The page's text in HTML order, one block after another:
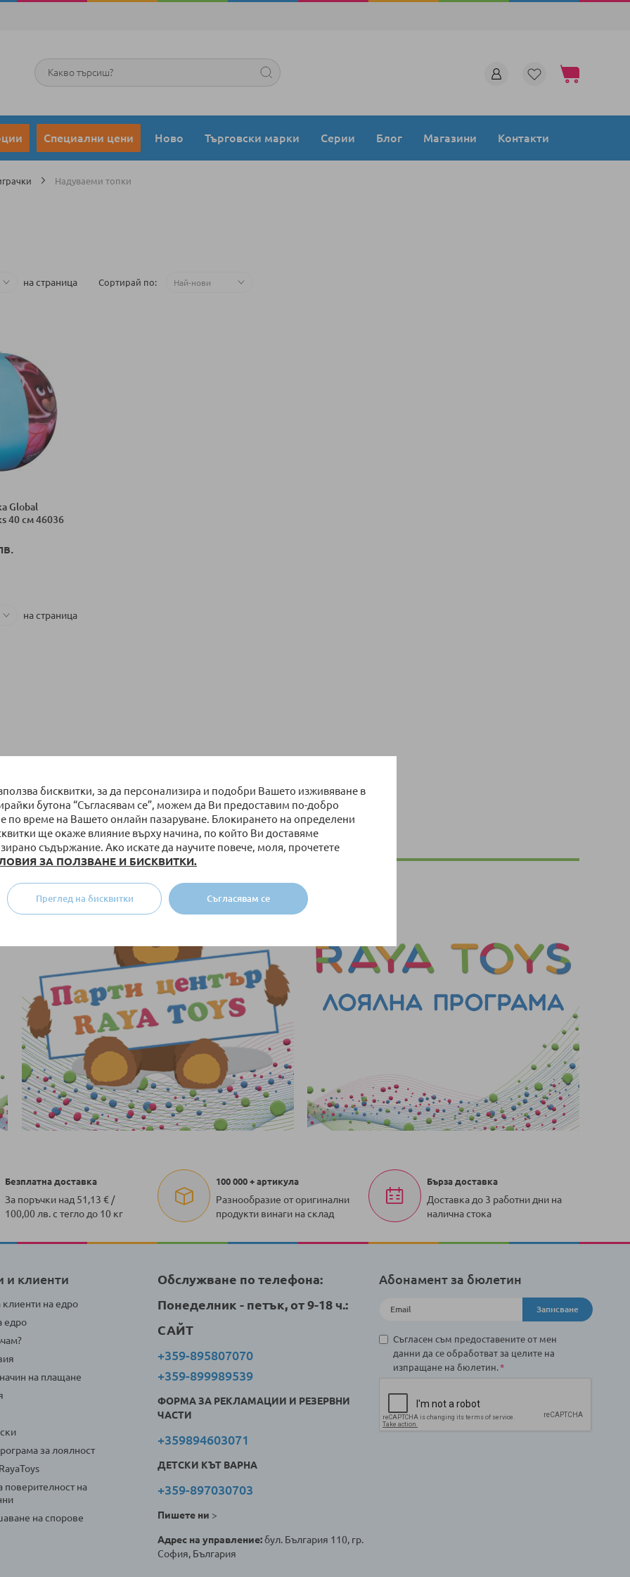
бисквитки, за да персонализира и подобри Вашето изживяване в
бутона “Съгласявам се”, можем да Ви предоставим по-добро
по време на Вашето онлайн пазаруване. Блокирането на определени
ще окаже влияние върху начина, по който Ви доставяме
съдържание. Ако искате да научите повече, моля, прочетете
ЗА ПОЛЗВАНЕ И БИСКВИТКИ.
Съгласявам се
Преглед на бисквитки
Моята количка
Търсене
Специални цени Ново Търговски марки Серии Блог Магазини Контакти
Надуваеми топки
на страница Сортирай по
Global
40 см 46036
на страница
Безплатна доставка
За поръчки над 51,13 € /
100,00 лв. с тегло до 10 кг
100 000 + артикула
Разнообразие от оригинални
продукти винаги на склад
Бърза доставка
Доставка до 3 работни дни на
налична стока
и клиенти
клиенти на едро
едро
на плащане
за лоялност
поверителност на
на спорове
Обслужване по телефона:
Понеделник - петък, от 9-18 ч.:
САЙТ
+359-895807070
+359-899989539
ФОРМА ЗА РЕКЛАМАЦИИ И РЕЗЕРВНИ
ЧАСТИ
+359894603071
ДЕТСКИ КЪТ ВАРНА
+359-897030703
Пишете ни >
Адрес на управление:бул. България 110, гр.
София, България
Абонамент за бюлетин
Записване
Съгласен съм предоставените от мен
данни да се обработват за целите на
изпращане на бюлетин.